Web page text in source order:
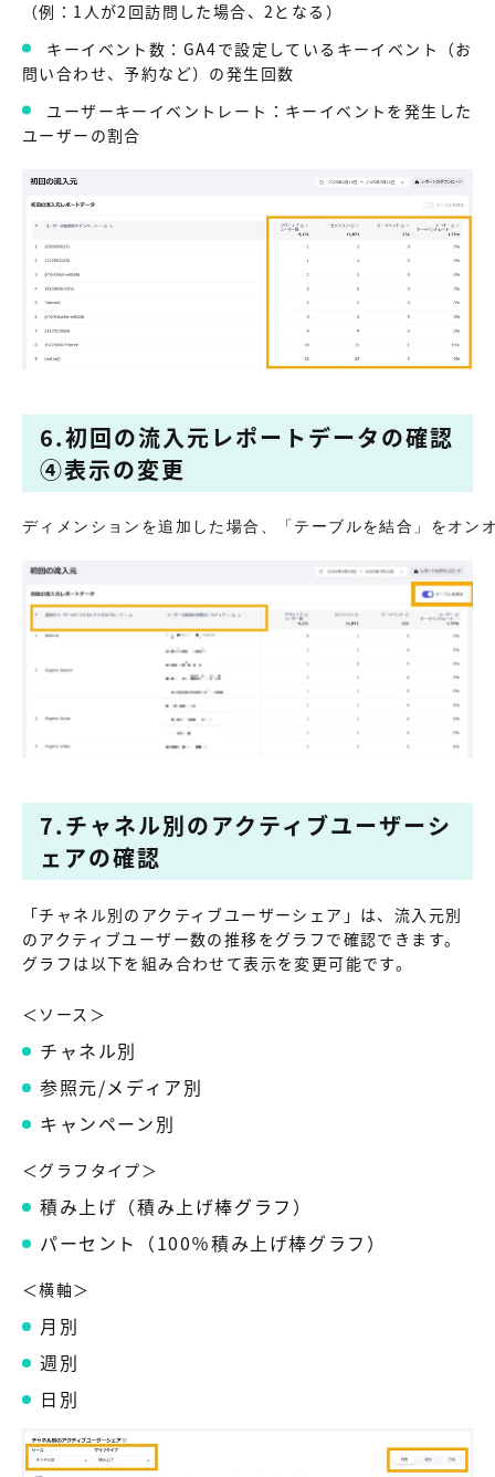
（例：1人が2回訪問した場合、2となる）
キーイベント数：GA4で設定しているキーイベント（お
問い合わせ、予約など）の発生回数
ユーザーキーイベントレート：キーイベントを発生した
ユーザーの割合
6.初回の流入元レポートデータの確認
④表示の変更
ディメンションを追加した場合、「テーブルを結合」をオン
7.チャネル別のアクティブユーザーシ
ェアの確認
「チャネル別のアクティブユーザーシェア」は、流入元別
のアクティブユーザー数の推移をグラフで確認できます。
グラフは以下を組み合わせて表示を変更可能です。
＜ソース＞
チャネル別
参照元/メディア別
キャンペーン別
＜グラフタイプ＞
積み上げ（積み上げ棒グラフ）
パーセント（100％積み上げ棒グラフ）
＜横軸＞
月別
週別
日別